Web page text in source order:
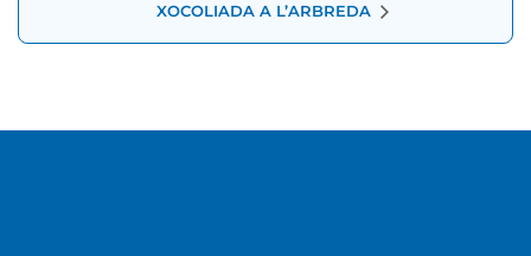
XOCOLIADA A L’ARBREDA